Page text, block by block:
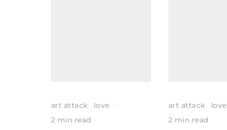
art attack love ·
2 min read
art attack love
2 min read